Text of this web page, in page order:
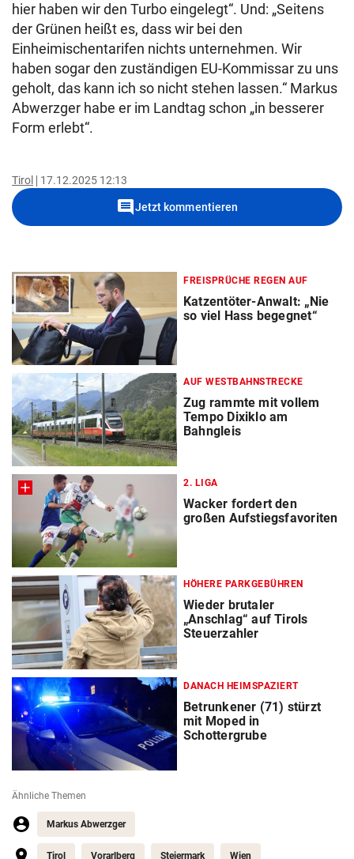
hier haben wir den Turbo eingelegt“. Und: „Seitens
der Grünen heißt es, dass wir bei den
Einheimischentarifen nichts unternehmen. Wir
haben sogar den zuständigen EU-Kommissar zu uns
geholt, das kann ich so nicht stehen lassen.“ Markus
Abwerzger habe er im Landtag schon „in besserer
Form erlebt“.
Tirol 17.12.2025 12:13
commentJetzt kommentieren
FREISPRÜCHE REGEN AUF
Katzentöter-Anwalt: „Nie
so viel Hass begegnet“
AUF WESTBAHNSTRECKE
Zug rammte mit vollem
Tempo Dixiklo am
Bahngleis
2. LIGA
Wacker fordert den
großen Aufstiegsfavoriten
HÖHERE PARKGEBÜHREN
Wieder brutaler
„Anschlag“ auf Tirols
Steuerzahler
DANACH HEIMSPAZIERT
Betrunkener (71) stürzt
mit Moped in
Schottergrube
Ähnliche Themen
Markus Abwerzger
Tirol Vorarlberg Steiermark Wien